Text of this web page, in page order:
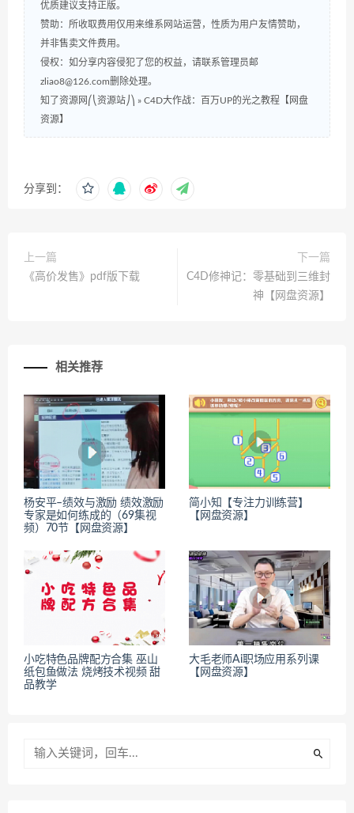
优质建议支持正版。
赞助：所收取费用仅用来维系网站运营，性质为用户友情赞助，
并非售卖文件费用。
侵权：如分享内容侵犯了您的权益，请联系管理员邮
zliao8@126.com删除处理。
知了资源网⎛⎝资源站⎠⎞ » C4D大作战：百万UP的光之教程【网盘
资源】
分享到：
上一篇
《高价发售》pdf版下载
下一篇
C4D修神记：零基础到三维封
神【网盘资源】
相关推荐
杨安平–绩效与激励 绩效激励
专家是如何练成的（69集视
频）70节【网盘资源】
简小知【专注力训练营】
【网盘资源】
小吃特色品牌配方合集 巫山
纸包鱼做法 烧烤技术视频 甜
品教学
大毛老师Ai职场应用系列课
【网盘资源】